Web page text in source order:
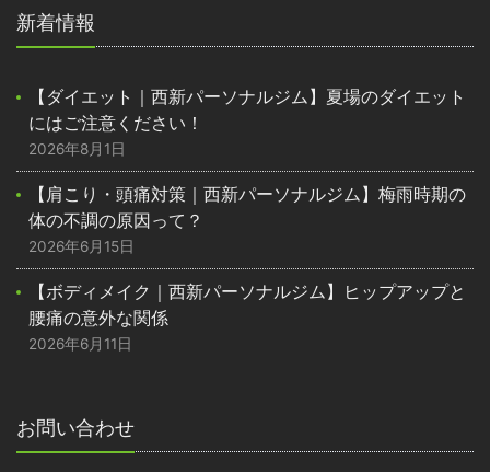
新着情報
【ダイエット｜西新パーソナルジム】夏場のダイエット
にはご注意ください！
2026年8月1日
【肩こり・頭痛対策｜西新パーソナルジム】梅雨時期の
体の不調の原因って？
2026年6月15日
【ボディメイク｜西新パーソナルジム】ヒップアップと
腰痛の意外な関係
2026年6月11日
お問い合わせ